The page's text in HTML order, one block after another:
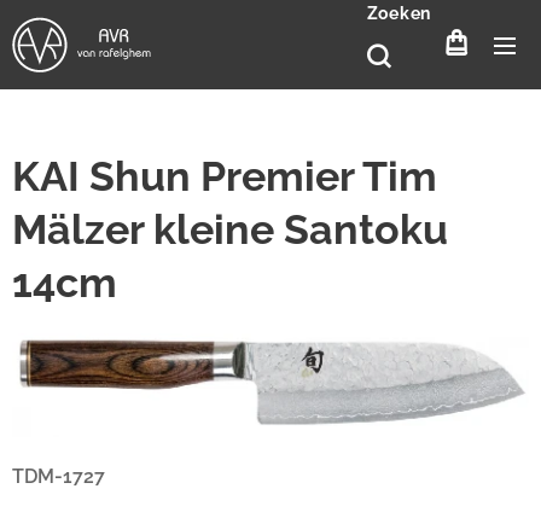
Zoeken
KAI Shun Premier Tim
Mälzer kleine Santoku
14cm
TDM-1727